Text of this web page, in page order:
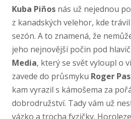
Kuba Piňos nás už nejednou
z kanadských velehor, kde
sezón. A to znamená, že
jeho nejnovější počin pod
Media, který se svět vyloupl o
zavede do průsmyku Roger
kam vyrazil s kámošema za
dobrodružství. Tady vám už
vázko a trocha fyzičky.